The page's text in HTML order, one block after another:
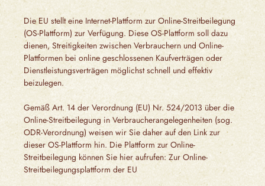
Die EU stellt eine Internet-Plattform zur Online-Streitbeilegung
(OS-Plattform) zur Verfügung. Diese OS-Plattform soll dazu
dienen, Streitigkeiten zwischen Verbrauchern und Online-
Plattformen bei online geschlossenen Kaufverträgen oder
Dienstleistungsverträgen möglichst schnell und effektiv
beizulegen.
Gemäß Art. 14 der Verordnung (EU) Nr. 524/2013 über die
Online-Streitbeilegung in Verbraucherangelegenheiten (sog.
ODR-Verordnung) weisen wir Sie daher auf den Link zur
dieser OS-Plattform hin. Die Plattform zur Online-
Streitbeilegung können Sie hier aufrufen: Zur Online-
Streitbeilegungsplattform der EU